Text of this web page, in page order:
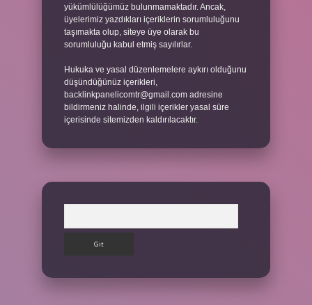
yükümlülüğümüz bulunmamaktadır. Ancak,
üyelerimiz yazdıkları içeriklerin sorumluluğunu
taşımakta olup, siteye üye olarak bu
sorumluluğu kabul etmiş sayılırlar.
Hukuka ve yasal düzenlemelere aykırı olduğunu
düşündüğünüz içerikleri,
backlinkpanelicomtr@gmail.com adresine
bildirmeniz halinde, ilgili içerikler yasal süre
içerisinde sitemizden kaldırılacaktır.